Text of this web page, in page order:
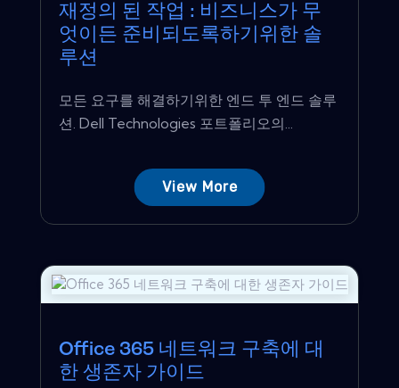
재정의 된 작업 : 비즈니스가 무
엇이든 준비되도록하기위한 솔
루션
모든 요구를 해결하기위한 엔드 투 엔드 솔루
션. Dell Technologies 포트폴리오의...
View More
Office 365 네트워크 구축에 대
한 생존자 가이드